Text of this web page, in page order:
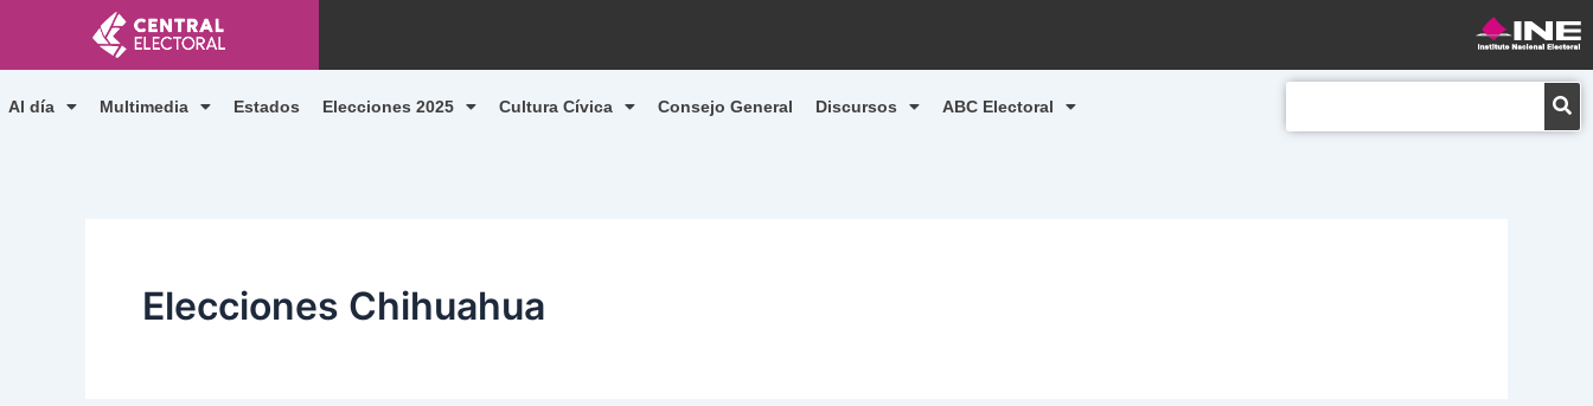
contenido
Al día Multimedia Estados Elecciones 2025 Cultura Cívica Consejo General Discursos ABC Electoral
Elecciones Chihuahua